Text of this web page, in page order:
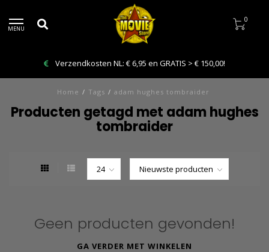
MENU
0
Verzendkosten NL: € 6,95 en GRATIS > € 150,00!
Home / Tags / adam hughes tombraider
Producten getagd met adam hughes
tombraider
Geen producten gevonden!
GA VERDER MET WINKELEN